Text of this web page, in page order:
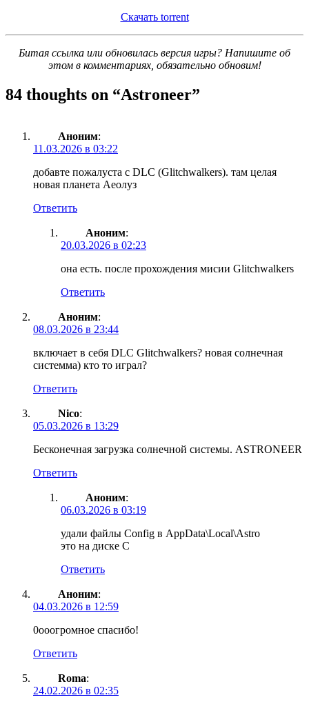
Скачать torrent
Битая ссылка или обновилась версия игры? Напишите об
этом в комментариях, обязательно обновим!
84 thoughts on “Astroneer”
Аноним:
11.03.2026 в 03:22
добавте пожалуста с DLC (Glitchwalkers). там целая
новая планета Аеолуз
Ответить
Аноним:
20.03.2026 в 02:23
она есть. после прохождения мисии Glitchwalkers
Ответить
Аноним:
08.03.2026 в 23:44
включает в себя DLC Glitchwalkers? новая солнечная
системма) кто то играл?
Ответить
Nico:
05.03.2026 в 13:29
Бесконечная загрузка солнечной системы. ASTRONEER
Ответить
Аноним:
06.03.2026 в 03:19
удали файлы Config в AppData\Local\Astro
это на диске С
Ответить
Аноним:
04.03.2026 в 12:59
0ооогромное спасибо!
Ответить
Roma:
24.02.2026 в 02:35